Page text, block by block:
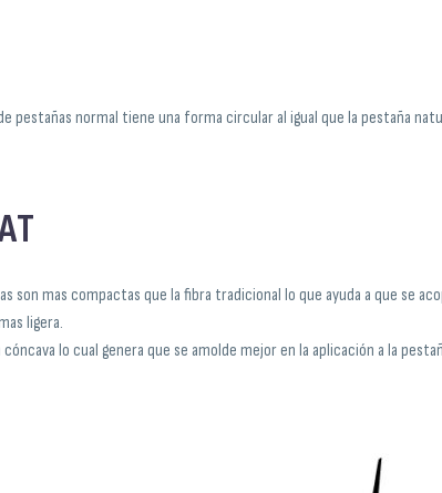
pestañas normal tiene una forma circular al igual que la pestaña
son mas compactas que la fibra tradicional lo que ayuda a que se
ligera.
lo cual genera que se amolde mejor en la aplicación a la